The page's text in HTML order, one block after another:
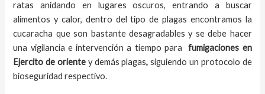
ratas anidando en lugares oscuros, entrando a buscar
alimentos y calor, dentro del tipo de plagas encontramos la
cucaracha que son bastante desagradables y se debe hacer
una vigilancia e intervención a tiempo parafumigaciones en
Ejercito de oriente y demás plagas,siguiendo un protocolo de
bioseguridad respectivo.